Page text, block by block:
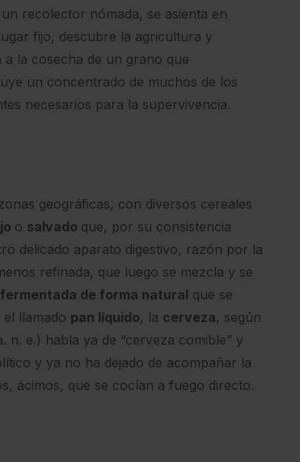
recolector nómada, se asienta en
fijo, descubre la agricultura y
a la cosecha de un grano que
un concentrado de muchos de los
necesarios para la supervivencia.
geográficas, con diversos cereales
o salvado que, por su consistencia
delicado aparato digestivo, razón por la
refinada, que luego se mezcla y se
de forma natural que se
llamado pan líquido, la cerveza, según
n. e.) habla ya de “cerveza comible” y
y ya no ha dejado de acompañar la
ácimos, que se cocían a fuego directo.